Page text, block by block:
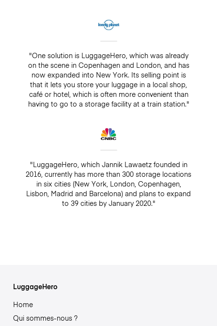
"One solution is LuggageHero, which was already
on the scene in Copenhagen and London, and has
now expanded into New York. Its selling point is
that it lets you store your luggage in a local shop,
café or hotel, which is often more convenient than
having to go to a storage facility at a train station."
"LuggageHero, which Jannik Lawaetz founded in
2016, currently has more than 300 storage locations
in six cities (New York, London, Copenhagen,
Lisbon, Madrid and Barcelona) and plans to expand
to 39 cities by January 2020."
LuggageHero
Home
Qui sommes-nous ?